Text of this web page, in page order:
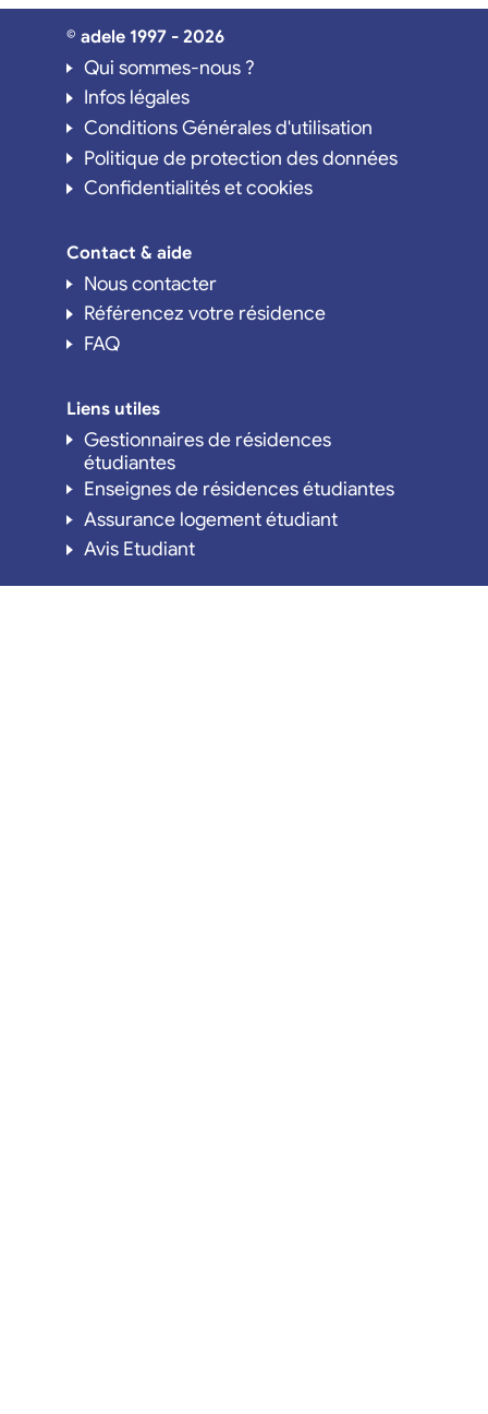
© adele 1997 - 2026
Qui sommes-nous ?
Infos légales
Conditions Générales d'utilisation
Politique de protection des données
Confidentialités et cookies
Contact & aide
Nous contacter
Référencez votre résidence
FAQ
Liens utiles
Gestionnaires de résidences
étudiantes
Enseignes de résidences étudiantes
Assurance logement étudiant
Avis Etudiant